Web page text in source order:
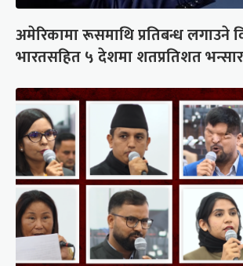
अमेरिकामा रूसमाथि प्रतिबन्ध लगाउने
भारतसहित ५ देशमा शतप्रतिशत